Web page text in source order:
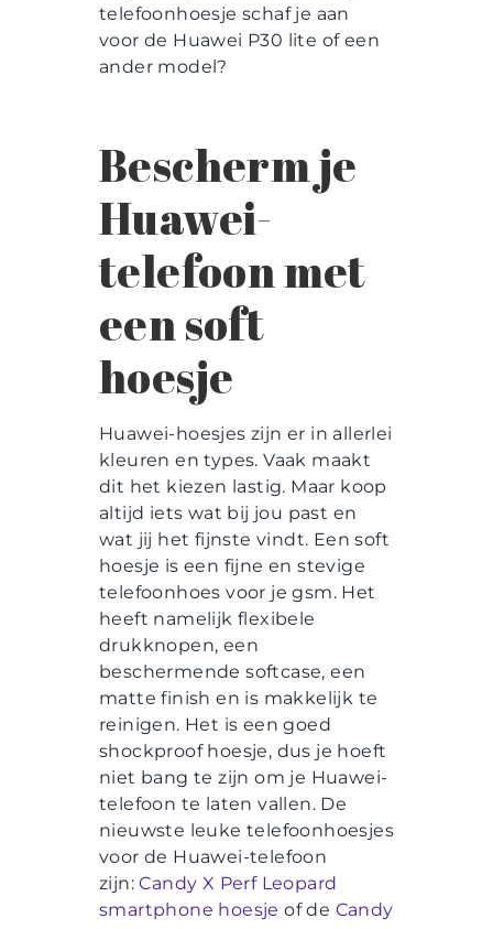
telefoonhoesje schaf je aan
voor de Huawei P30 lite of een
ander model?
Bescherm je
Huawei-
telefoon met
een soft
hoesje
Huawei-hoesjes zijn er in allerlei
kleuren en types. Vaak maakt
dit het kiezen lastig. Maar koop
altijd iets wat bij jou past en
wat jij het fijnste vindt. Een soft
hoesje is een fijne en stevige
telefoonhoes voor je gsm. Het
heeft namelijk flexibele
drukknopen, een
beschermende softcase, een
matte finish en is makkelijk te
reinigen. Het is een goed
shockproof hoesje, dus je hoeft
niet bang te zijn om je Huawei-
telefoon te laten vallen. De
nieuwste leuke telefoonhoesjes
voor de Huawei-telefoon
zijn:Candy X Perf Leopard
smartphone hoesje of de Candy